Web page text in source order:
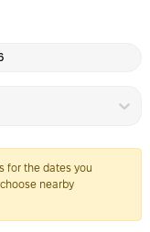
for the dates you
nearby